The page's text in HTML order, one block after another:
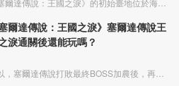
塞爾達傳說：王國之淚》塞爾達傳說王
淚通關後還能玩嗎？